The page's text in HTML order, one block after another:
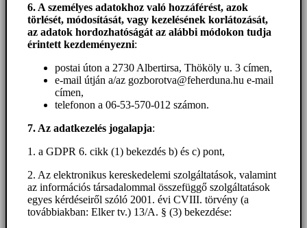
6. A személyes adatokhoz való hozzáférést, azok
törlését, módosítását, vagy kezelésének korlátozását,
az adatok hordozhatóságát az alábbi módokon tudja
érintett kezdeményezni:
postai úton a 2730 Albertirsa, Thököly u. 3 címen,
e-mail útján a/az gozborotva@feherduna.hu e-mail
címen,
telefonon a 06-53-570-012 számon.
7. Az adatkezelés jogalapja:
1. a GDPR 6. cikk (1) bekezdés b) és c) pont,
2. Az elektronikus kereskedelemi szolgáltatások, valamint
az információs társadalommal összefüggő szolgáltatások
egyes kérdéseiről szóló 2001. évi CVIII. törvény (a
továbbiakban: Elker tv.) 13/A. § (3) bekezdése: